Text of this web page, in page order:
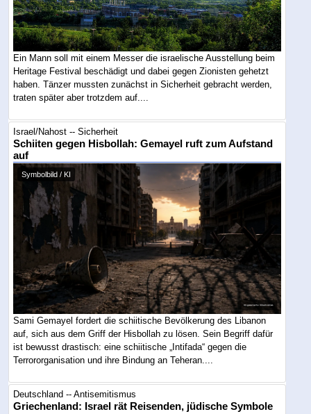
Ein Mann soll mit einem Messer die israelische Ausstellung beim
Heritage Festival beschädigt und dabei gegen Zionisten gehetzt
haben. Tänzer mussten zunächst in Sicherheit gebracht werden,
traten später aber trotzdem auf....
Israel/Nahost -- Sicherheit
Schiiten gegen Hisbollah: Gemayel ruft zum Aufstand
auf
Symbolbild / KI
Sami Gemayel fordert die schiitische Bevölkerung des Libanon
auf, sich aus dem Griff der Hisbollah zu lösen. Sein Begriff dafür
ist bewusst drastisch: eine schiitische „Intifada“ gegen die
Terrororganisation und ihre Bindung an Teheran....
Deutschland -- Antisemitismus
Griechenland: Israel rät Reisenden, jüdische Symbole